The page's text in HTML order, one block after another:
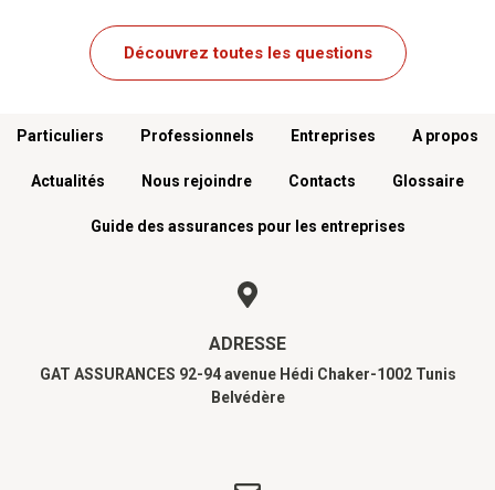
Découvrez toutes les questions
Menu footer
Particuliers Professionnels Entreprises A propos
Actualités Nous rejoindre Contacts Glossaire
Guide des assurances pour les entreprises
ADRESSE
GAT ASSURANCES 92-94 avenue Hédi Chaker-1002 Tunis
Belvédère